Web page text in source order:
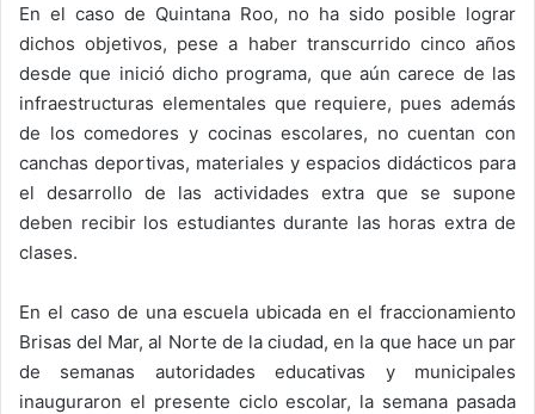
En el caso de Quintana Roo, no ha sido posible lograr
dichos objetivos, pese a haber transcurrido cinco años
desde que inició dicho programa, que aún carece de las
infraestructuras elementales que requiere, pues además
de los comedores y cocinas escolares, no cuentan con
canchas deportivas, materiales y espacios didácticos para
el desarrollo de las actividades extra que se supone
deben recibir los estudiantes durante las horas extra de
clases.
En el caso de una escuela ubicada en el fraccionamiento
Brisas del Mar, al Norte de la ciudad, en la que hace un par
de semanas autoridades educativas y municipales
inauguraron el presente ciclo escolar, la semana pasada